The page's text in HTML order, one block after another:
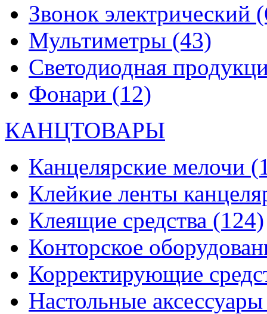
Звонок электрический
Мультиметры (43)
Светодиодная
Фонари (12)
КАНЦТОВАРЫ
Канцелярские мелочи
Клейкие ленты
Клеящие средства (124)
Конторское
Корректирующие
Настольные